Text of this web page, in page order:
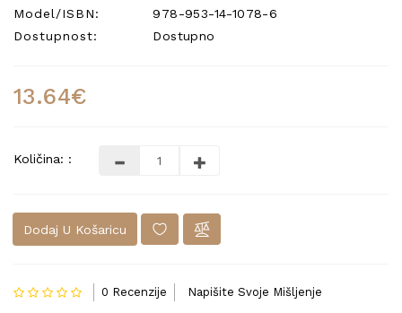
Model/ISBN:
978-953-14-1078-6
Dostupnost:
Dostupno
13.64€
Količina: :
Dodaj U Košaricu
0 Recenzije Napišite Svoje Mišljenje